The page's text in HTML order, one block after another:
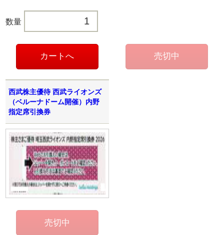
数量
西武株主優待 西武ライオンズ
（ベルーナドーム開催）内野
指定席引換券